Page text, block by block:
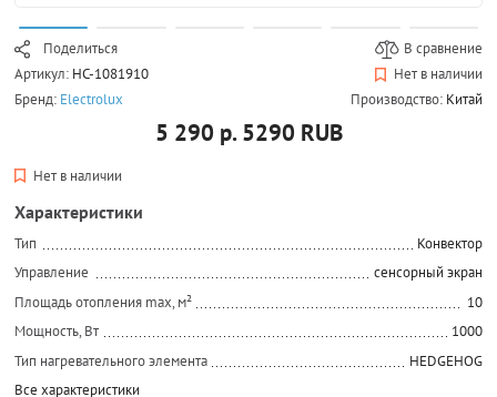
Поделиться
В сравнение
Артикул: НС-1081910
Нет в наличии
Бренд: Electrolux Производство: Китай
5 290 р. 5290 RUB
Нет в наличии
Характеристики
Тип
Конвектор
Управление
сенсорный экран
Площадь отопления max, м²
10
Мощность, Вт
1000
Тип нагревательного элемента
HEDGEHOG
Все характеристики